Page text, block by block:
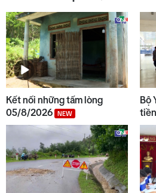
Phường Đăk
dịch mùa hè
Indonesia và
hợp tác quốc
an ninh
Cách thức
cư không
Kết nối những tấm lòng
05/8/2026
NEW
Bộ